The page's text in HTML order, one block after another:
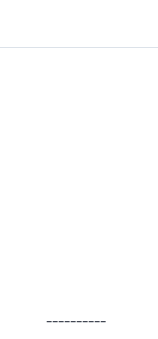
----------